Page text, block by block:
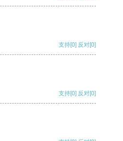
支持[0] 反对[0]
支持[0] 反对[0]